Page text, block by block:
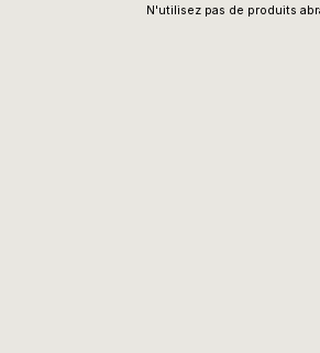
N'utilisez pas de produits